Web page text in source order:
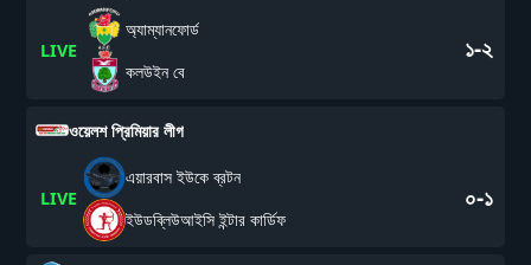
LIVE
অ্যাম্যানফোর্ড
কলউইন বে
১-২
ওয়েলশ প্রিমিয়ার লীগ
LIVE
এয়ারবাস ইউকে ব্রটন
ইউডব্লিউআইসি ইন্টার কার্ডিফ
০-১